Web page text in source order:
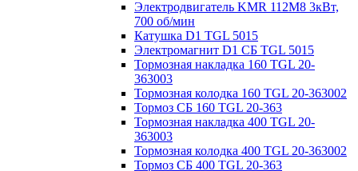
Электродвигатель KMR 112M8 3кВт,
700 об/мин
Катушка D1 TGL 5015
Электромагнит D1 СБ TGL 5015
Тормозная накладка 160 TGL 20-
363003
Тормозная колодка 160 TGL 20-363002
Тормоз СБ 160 TGL 20-363
Тормозная накладка 400 TGL 20-
363003
Тормозная колодка 400 TGL 20-363002
Тормоз СБ 400 TGL 20-363